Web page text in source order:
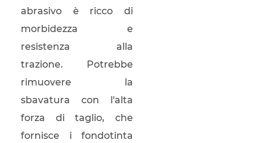
abrasivo è ricco di
morbidezza e
resistenza alla
trazione. Potrebbe
rimuovere la
sbavatura con l'alta
forza di taglio, che
fornisce i fondotinta